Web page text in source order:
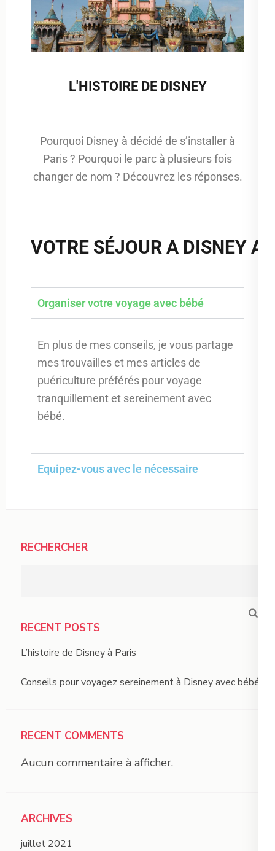
L'HISTOIRE DE DISNEY
Pourquoi Disney à décidé de s’installer à
Paris ? Pourquoi le parc à plusieurs fois
changer de nom ? Découvrez les réponses.
VOTRE SÉJOUR A DISNEY
Organiser votre voyage avec bébé
En plus de mes conseils, je vous partage
mes trouvailles et mes articles de
puériculture préférés pour voyage
tranquillement et sereinement avec
bébé.
Equipez-vous avec le nécessaire
RECHERCHER
RECENT POSTS
L’histoire de Disney à Paris
Conseils pour voyagez sereinement à Disney avec bébé
RECENT COMMENTS
Aucun commentaire à afficher.
ARCHIVES
juillet 2021